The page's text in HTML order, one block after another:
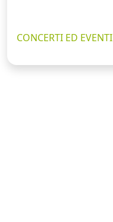
CONCERTI ED EVENTI